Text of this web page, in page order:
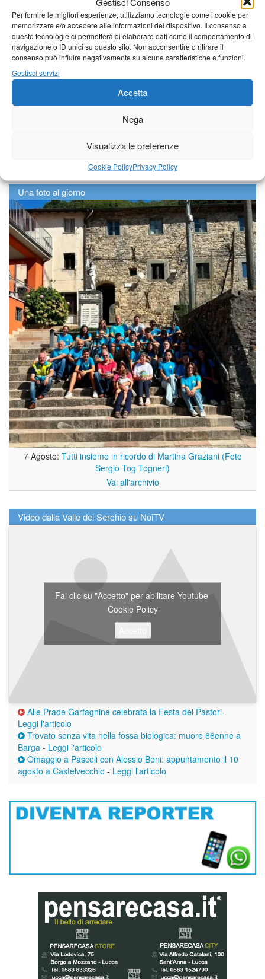
Per fornire le migliori esperienze, utilizziamo tecnologie come i cookie per
memorizzare e/o accedere alle informazioni del dispositivo. Il consenso a
queste tecnologie ci permetterà di elaborare dati come il comportamento di
navigazione o ID unici su questo sito. Non acconsentire o ritirare il
consenso può influire negativamente su alcune caratteristiche e funzioni.
Gestisci servizi
Accetta
Nega
Visualizza le preferenze
Cookie PolicyPrivacy Policy
Una foto al giorno
7 Agosto: Tutti insieme in ricordo di Martina Graziani (Foto
Sergio Tog Togneri)
Vai all'archivio
Video dalla Valle del Serchio su NoiTV
Fai clic su "Accetto" per abilitare Youtube
Cookie Policy
Alle Prade Garfagnine celebrata la Festa dei Pastori -
Leggi l'articolo
Trovato senza vita nella fossa biologica: muore 66enne a
Barga - Leggi l'articolo
Omaggio a Pascoli con Alessio Boni: appuntamento il 10
agosto a Castelvecchio - Leggi l'articolo